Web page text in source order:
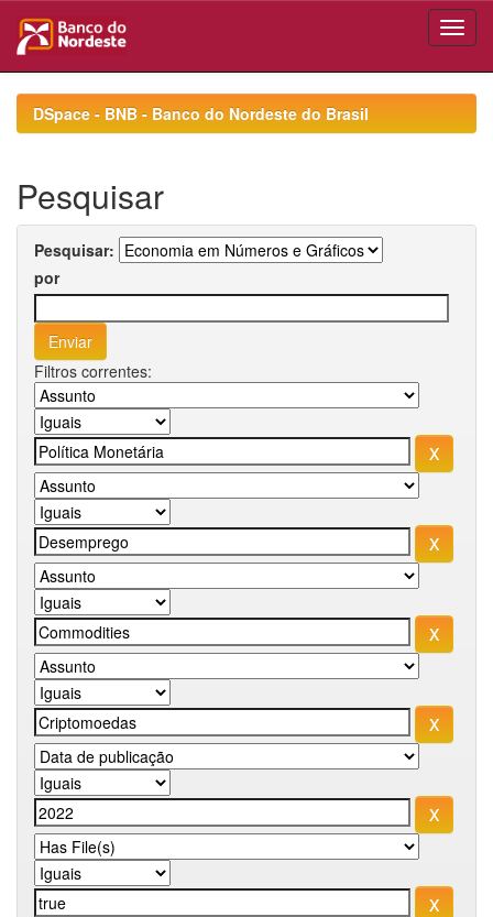
navigationDSpace - BNB - Banco do Nordeste do Brasil
Pesquisar
Pesquisar:
por
Filtros correntes: